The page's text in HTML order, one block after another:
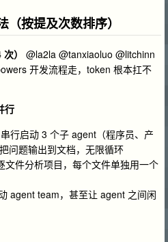
按提及次数排序）
）
@la2la @tanxiaoluo @litchinn
开发流程走，token 根本扛不
行
行启动 3 个子 agent（程序员、产
问题输出到文档，无限循环
件分析项目，每个文件单独用一个
agent team，甚至让 agent 之间闲